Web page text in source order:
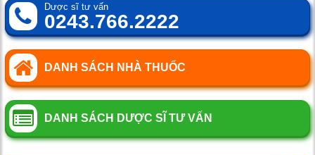
Dược sĩ tư vấn
0243.766.2222
DANH SÁCH NHÀ THUỐC
DANH SÁCH DƯỢC SĨ TƯ VẤN